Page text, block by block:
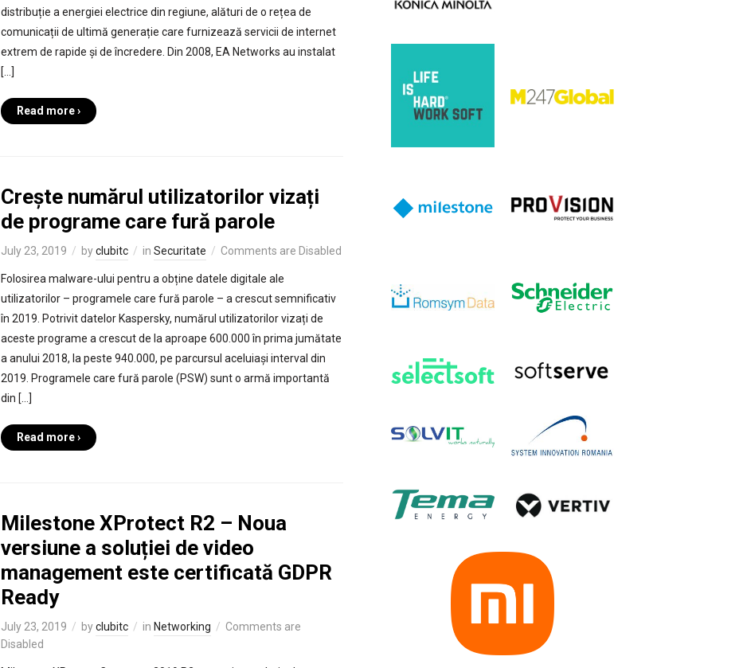
distribuție a energiei electrice din regiune, alături de o rețea de
comunicații de ultimă generație care furnizează servicii de internet
extrem de rapide și de încredere. Din 2008, EA Networks au instalat
[…]
Read more ›
Crește numărul utilizatorilor vizați
de programe care fură parole
July 23, 2019 byclubitc in Securitate Comments are Disabled
Folosirea malware-ului pentru a obține datele digitale ale
utilizatorilor – programele care fură parole – a crescut semnificativ
în 2019. Potrivit datelor Kaspersky, numărul utilizatorilor vizați de
aceste programe a crescut de la aproape 600.000 în prima jumătate
a anului 2018, la peste 940.000, pe parcursul aceluiași interval din
2019. Programele care fură parole (PSW) sunt o armă importantă
din […]
Read more ›
Milestone XProtect R2 – Noua
versiune a soluției de video
management este certificată GDPR
Ready
July 23, 2019 byclubitc in Networking
Comments are
Disabled